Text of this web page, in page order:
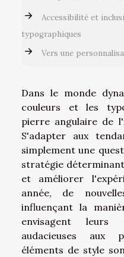
Accessibilité et
typographiques
Vers une
Dans le monde
couleurs et les
pierre angulaire de
S'adapter aux
simplement une
stratégie
et améliorer
année, de
influençant la
envisagent leurs
audacieuses aux
éléments de style